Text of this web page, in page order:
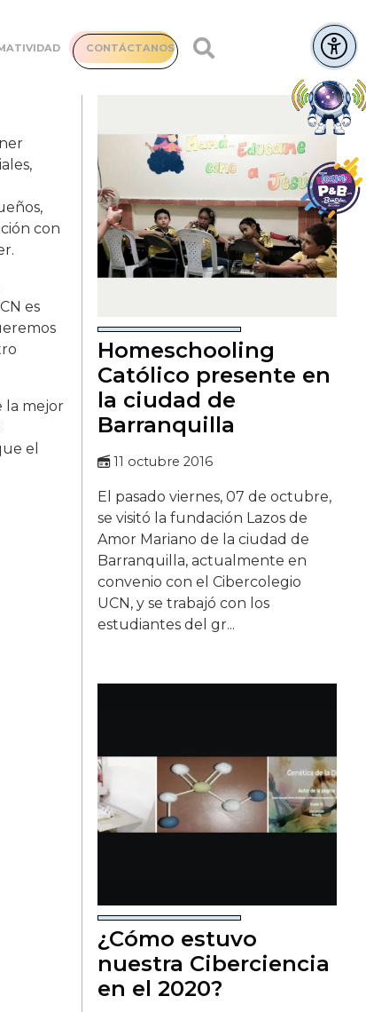
CONTÁCTANOS
con
es
la mejor
el
Homeschooling
Católico presente en
la ciudad de
Barranquilla
11 octubre 2016
El pasado viernes, 07 de octubre,
se visitó la fundación Lazos de
Amor Mariano de la ciudad de
Barranquilla, actualmente en
convenio con el Cibercolegio
UCN, y se trabajó con los
estudiantes del gr...
¿Cómo estuvo
nuestra Ciberciencia
en el 2020?